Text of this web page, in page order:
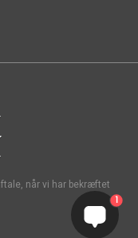
når vi har bekræftet
1